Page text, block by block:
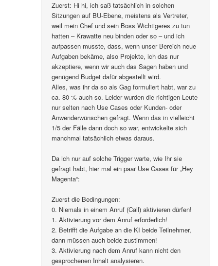
Zuerst: Hi hi, ich saß tatsächlich in solchen
Sitzungen auf BU-Ebene, meistens als Vertreter,
weil mein Chef und sein Boss Wichtigeres zu tun
hatten – Krawatte neu binden oder so – und ich
aufpassen musste, dass, wenn unser Bereich neue
Aufgaben bekäme, also Projekte, ich das nur
akzeptiere, wenn wir auch das Sagen haben und
genügend Budget dafür abgestellt wird.
Alles, was ihr da so als Gag formuliert habt, war zu
ca. 80 % auch so. Leider wurden die richtigen Leute
nur selten nach Use Cases oder Kunden- oder
Anwenderwünschen gefragt. Wenn das in vielleicht
1/5 der Fälle dann doch so war, entwickelte sich
manchmal tatsächlich etwas daraus.
Da ich nur auf solche Trigger warte, wie Ihr sie
gefragt habt, hier mal ein paar Use Cases für „Hey
Magenta“:
Zuerst die Bedingungen:
0. Niemals in einem Anruf (Call) aktivieren dürfen!
1. Aktivierung vor dem Anruf erforderlich!
2. Betrifft die Aufgabe an die KI beide Teilnehmer,
dann müssen auch beide zustimmen!
3. Aktivierung nach dem Anruf kann nicht den
gesprochenen Inhalt analysieren.